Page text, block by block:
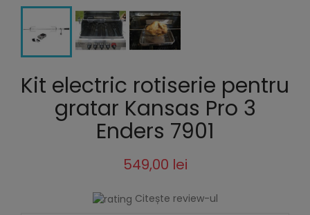
Kit electric rotiserie pentru
gratar Kansas Pro 3
Enders 7901
549,00 lei
Citește review-ul